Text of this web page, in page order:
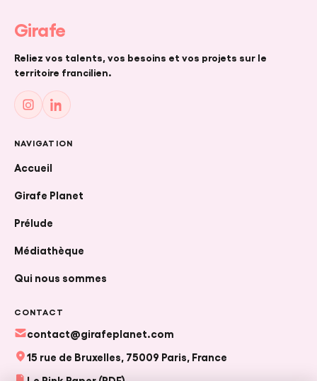
Girafe
Reliez vos talents, vos besoins et vos projets sur le
territoire francilien.
NAVIGATION
Accueil
Girafe Planet
Prélude
Médiathèque
Qui nous sommes
CONTACT
contact@girafeplanet.com
15 rue de Bruxelles, 75009 Paris, France